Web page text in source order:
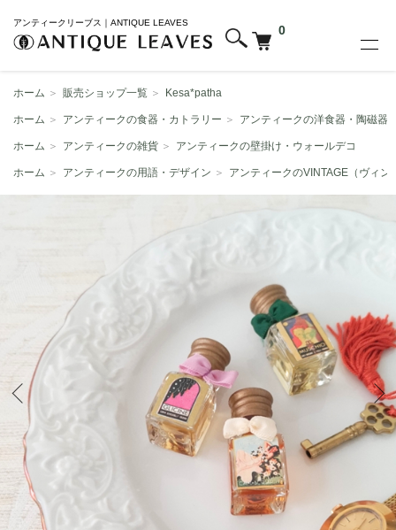
アンティークリーブス｜ANTIQUE LEAVES
0
ホーム ＞ 販売ショップ一覧 ＞ Kesa*patha
ホーム ＞ アンティークの食器・カトラリー ＞ アンティークの洋食器・陶磁器
ホーム ＞ アンティークの雑貨 ＞ アンティークの壁掛け・ウォールデコ
ホーム ＞ アンティークの用語・デザイン ＞ アンティークのVINTAGE（ヴィン